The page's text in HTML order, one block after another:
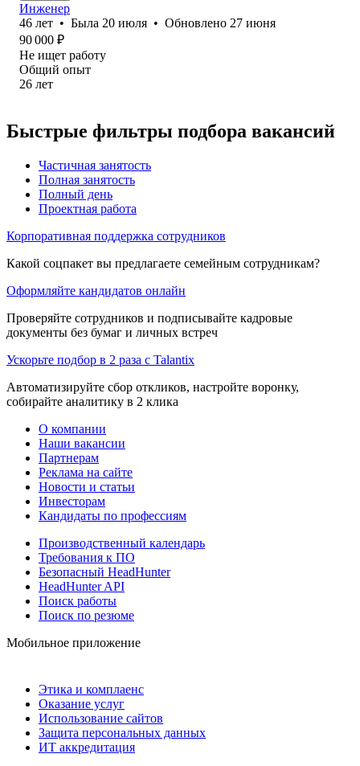
Инженер
46 лет • Была 20 июля • Обновлено 27 июня
90 000 ₽
Не ищет работу
Общий опыт
26 лет
Быстрые фильтры подбора вакансий
Частичная занятость
Полная занятость
Полный день
Проектная работа
Корпоративная поддержка сотрудников
Какой соцпакет вы предлагаете семейным сотрудникам?
Оформляйте кандидатов онлайн
Проверяйте сотрудников и подписывайте кадровые
документы без бумаг и личных встреч
Ускорьте подбор в 2 раза с Talantix
Автоматизируйте сбор откликов, настройте воронку,
собирайте аналитику в 2 клика
О компании
Наши вакансии
Партнерам
Реклама на сайте
Новости и статьи
Инвесторам
Кандидаты по профессиям
Производственный календарь
Требования к ПО
Безопасный HeadHunter
HeadHunter API
Поиск работы
Поиск по резюме
Мобильное приложение
Этика и комплаенс
Оказание услуг
Использование сайтов
Защита персональных данных
ИТ аккредитация